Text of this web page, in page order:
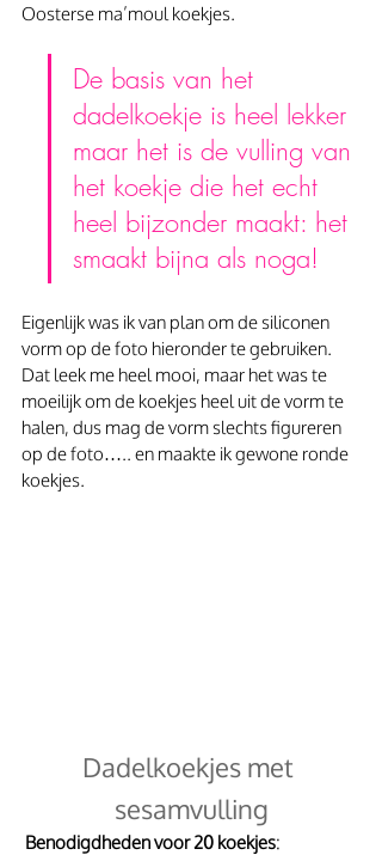
Oosterse ma’moul koekjes.
De basis van het
dadelkoekje is heel lekker
maar het is de vulling van
het koekje die het echt
heel bijzonder maakt: het
smaakt bijna als noga!
Eigenlijk was ik van plan om de siliconen
vorm op de foto hieronder te gebruiken.
Dat leek me heel mooi, maar het was te
moeilijk om de koekjes heel uit de vorm te
halen, dus mag de vorm slechts figureren
op de foto….. en maakte ik gewone ronde
koekjes.
Dadelkoekjes met
sesamvulling
Benodigdheden voor 20 koekjes: